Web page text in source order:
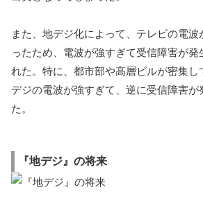
また、地デジ化によって、テレビの電
ったため、電波が強すぎて受信障害が発
れた。特に、都市部や高層ビルが密集
デジの電波が強すぎて、逆に受信障害が
た。
『地デジ』の将来